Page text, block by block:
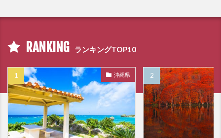
RANKING ランキングTOP10
沖縄県